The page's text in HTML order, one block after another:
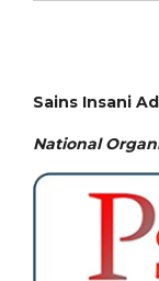
Sains Insani
National